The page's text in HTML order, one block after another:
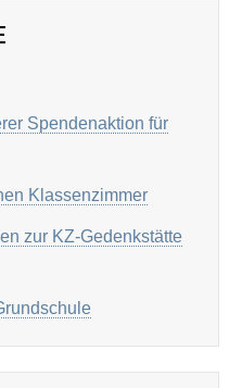
Spendenaktion für
Klassenzimmer
zur KZ-Gedenkstätte